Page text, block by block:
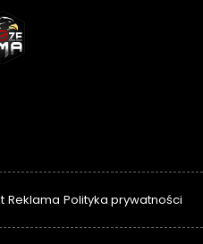
Reklama Polityka prywatności